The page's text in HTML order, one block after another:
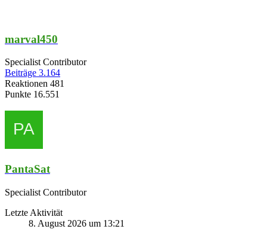
marval450
Specialist Contributor
Beiträge 3.164
Reaktionen 481
Punkte 16.551
PantaSat
Specialist Contributor
Letzte Aktivität
8. August 2026 um 13:21